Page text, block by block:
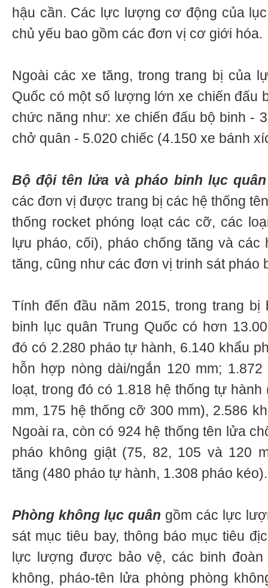
hậu cần. Các lực lượng cơ động của
chủ yếu bao gồm các đơn vị cơ giới hóa.
Ngoài các xe tăng, trong trang bị của
Quốc có một số lượng lớn xe chiến đấu
chức năng như: xe chiến đấu bộ binh -
chở quân - 5.020 chiếc (4.150 xe bánh
Bộ đội tên lửa và pháo binh lục
các đơn vị được trang bị các hệ thống
thống rocket phóng loạt các cỡ, các
lựu pháo, cối), pháo chống tăng và các
tăng, cũng như các đơn vị trinh sát pháo
Tính đến đầu năm 2015, trong trang
binh lục quân Trung Quốc có hơn
đó có 2.280 pháo tự hành, 6.140 khẩu
hỗn hợp nòng dài/ngắn 120 mm;
loạt, trong đó có 1.818 hệ thống tự
mm, 175 hệ thống cỡ 300 mm), 2.586
Ngoài ra, còn có 924 hệ thống tên lửa
pháo không giật (75, 82, 105 và 120
tăng (480 pháo tự hành, 1.308 pháo kéo).
Phòng không lục quân gồm các lực
sát mục tiêu bay, thông báo mục tiêu
lực lượng được bảo vệ, các binh
không, pháo-tên lửa phòng phòng